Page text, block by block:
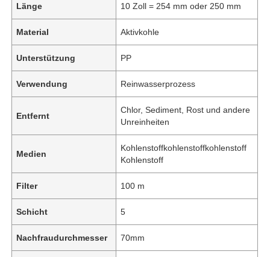
Länge 10 Zoll = 254 mm oder 250 mm
Material Aktivkohle
Unterstützung PP
Verwendung Reinwasserprozess
Entfernt
Chlor, Sediment, Rost und andere
Unreinheiten
Medien
Kohlenstoffkohlenstoffkohlenstoff
Kohlenstoff
Filter 100 m
Schicht 5
Nachfraudurchmesser 70mm